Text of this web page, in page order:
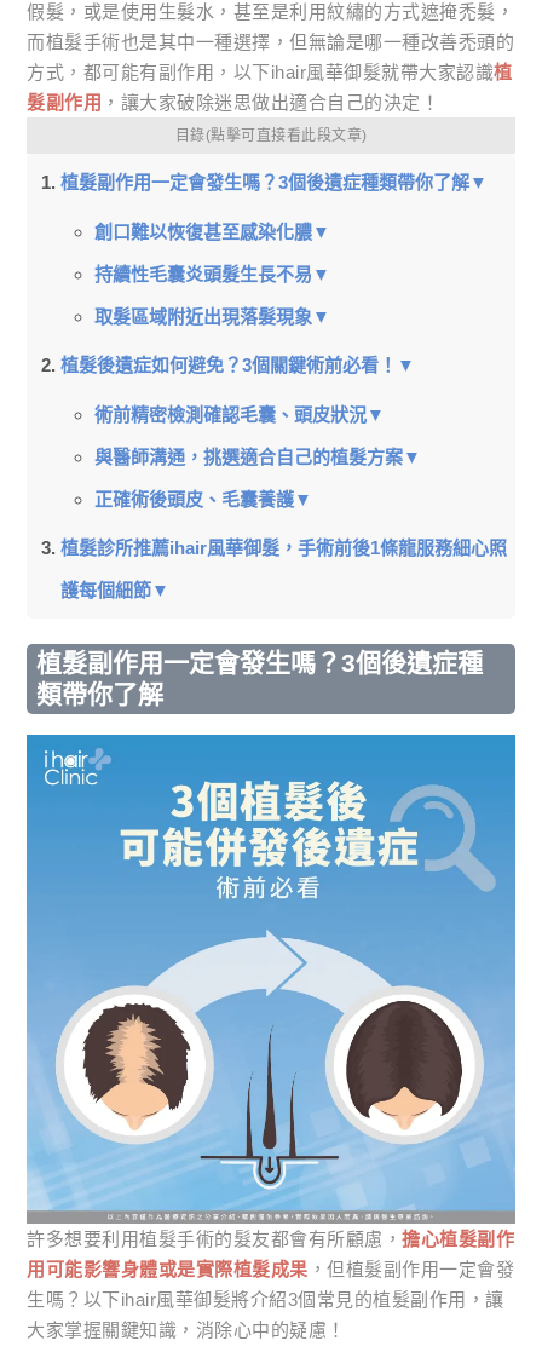
假髮，或是使用生髮水，甚至是利用紋繡的方式遮掩禿髮，
而植髮手術也是其中一種選擇，但無論是哪一種改善禿頭的
方式，都可能有副作用，以下ihair風華御髮就帶大家認識植
髮副作用 ，讓大家破除迷思做出適合自己的決定！
目錄(點擊可直接看此段文章)
植髮副作用一定會發生嗎？3個後遺症種類帶你了解▼
創口難以恢復甚至感染化膿▼
持續性毛囊炎頭髮生長不易▼
取髮區域附近出現落髮現象▼
植髮後遺症如何避免？3個關鍵術前必看！▼
術前精密檢測確認毛囊、頭皮狀況▼
與醫師溝通，挑選適合自己的植髮方案▼
正確術後頭皮、毛囊養護▼
植髮診所推薦ihair風華御髮，手術前後1條龍服務細心照
護每個細節▼
植髮副作用一定會發生嗎？3個後遺症種
類帶你了解
許多想要利用植髮手術的髮友都會有所顧慮， 擔心植髮副作
用可能影響身體或是實際植髮成果 ，但植髮副作用一定會發
生嗎？以下ihair風華御髮將介紹3個常見的植髮副作用，讓
大家掌握關鍵知識，消除心中的疑慮！